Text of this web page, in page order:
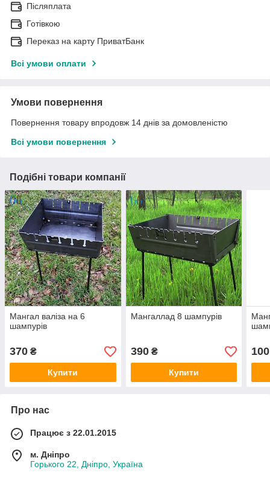
Післяплата
Готівкою
Переказ на карту ПриватБанк
Всі умови оплати
Умови повернення
Повернення товару впродовж 14 днів за домовленістю
Всі умови повернення
Подібні товари компанії
Мангал валіза на 6
шампурів
370 ₴
Купити
Мангаллад 8 шампурів
390₴
Купити
100
Про нас
Працює з 22.01.2015
м. Дніпро
Горького 22, Дніпро, Україна